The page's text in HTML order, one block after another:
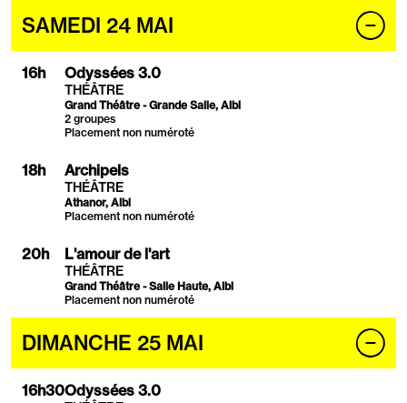
par
SAMEDI 24 MAI
16h Odyssées 3.0
THÉÂTRE
Grand Théâtre - Grande Salle, Albi
2 groupes
Placement non numéroté
18h Archipels
THÉÂTRE
Athanor, Albi
Placement non numéroté
20h L'amour de l'art
THÉÂTRE
Grand Théâtre - Salle Haute, Albi
Placement non numéroté
DIMANCHE 25 MAI
16h30Odyssées 3.0